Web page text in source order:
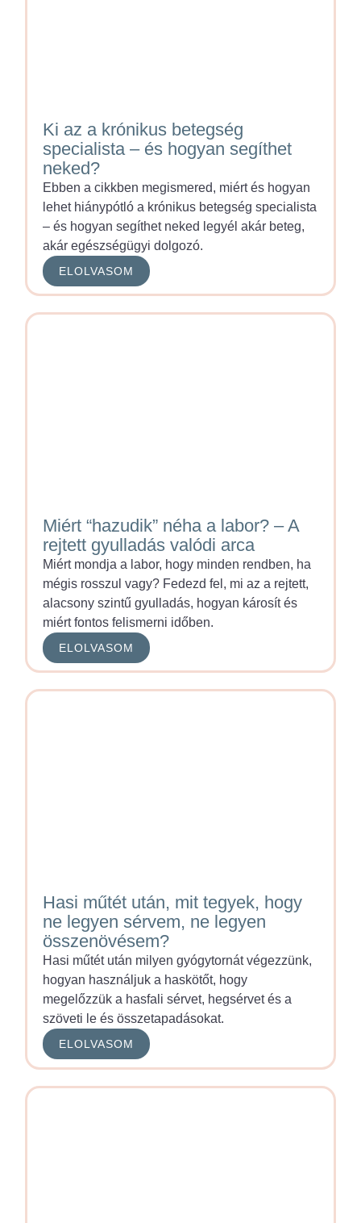
Ki az a krónikus betegség
specialista – és hogyan segíthet
neked?
Ebben a cikkben megismered, miért és hogyan
lehet hiánypótló a krónikus betegség specialista
– és hogyan segíthet neked legyél akár beteg,
akár egészségügyi dolgozó.
ELOLVASOM
Miért “hazudik” néha a labor? – A
rejtett gyulladás valódi arca
Miért mondja a labor, hogy minden rendben, ha
mégis rosszul vagy? Fedezd fel, mi az a rejtett,
alacsony szintű gyulladás, hogyan károsít és
miért fontos felismerni időben.
ELOLVASOM
Hasi műtét után, mit tegyek, hogy
ne legyen sérvem, ne legyen
összenövésem?
Hasi műtét után milyen gyógytornát végezzünk,
hogyan használjuk a haskötőt, hogy
megelőzzük a hasfali sérvet, hegsérvet és a
szöveti le és összetapadásokat.
ELOLVASOM